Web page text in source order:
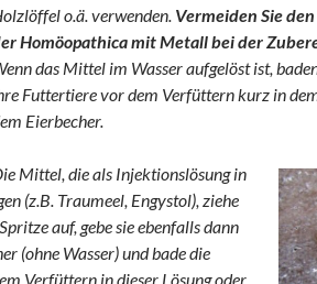
o.ä. verwenden. Vermeiden Sie
Homöopathica mit Metallbei der
das Mittel im Wasser aufgelöst ist,
Futtertiere vor dem Verfüttern kurz in
Eierbecher.
Mittel, die als Injektionslösung in
(z.B. Traumeel, Engystol), ziehe
auf, gebe sie ebenfalls dann
(ohne Wasser) und bade die
Verfüttern in dieser Lösung oder